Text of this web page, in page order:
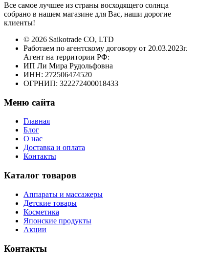
Все самое лучшее из страны восходящего солнца
собрано в нашем магазине для Вас, наши дорогие
клиенты!
© 2026 Saikotrade CO, LTD
Работаем по агентскому договору от 20.03.2023г.
Агент на территории РФ:
ИП Ли Мира Рудольфовна
ИНН: 272506474520
ОГРНИП: 322272400018433
Меню сайта
Главная
Блог
О нас
Доставка и оплата
Контакты
Каталог товаров
Аппараты и массажеры
Детские товары
Косметика
Японские продукты
Акции
Контакты